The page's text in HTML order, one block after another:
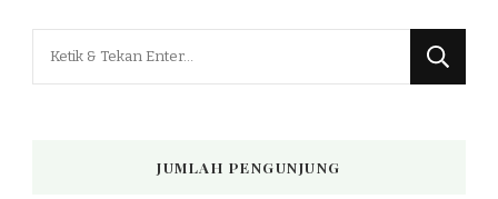
JUMLAH PENGUNJUNG